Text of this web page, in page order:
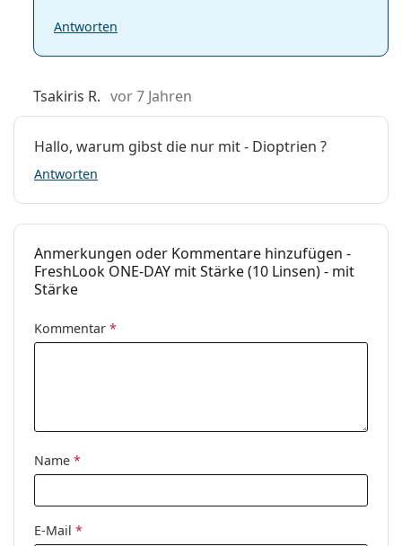
Antworten
Tsakiris R. vor 7 Jahren
Hallo, warum gibst die nur mit - Dioptrien ?
Antworten
Anmerkungen oder Kommentare hinzufügen -
FreshLook ONE-DAY mit Stärke (10 Linsen) - mit
Stärke
Kommentar *
Name *
E-Mail *